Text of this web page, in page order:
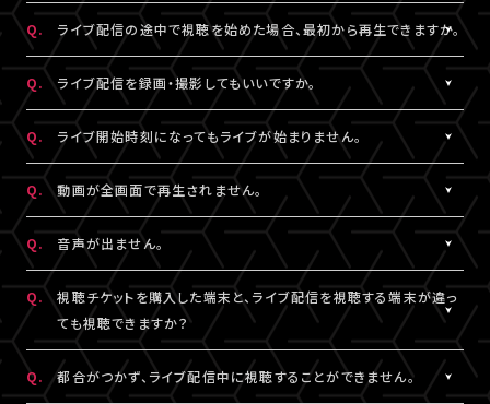
リ内ブラウジングではなく、指定のブラウザ（iPhone・iPadの場合
は「Safari」、Androidの場合は「Chrome」）で当サービスをご利
用ください。
3.全て半角英数で入力できていますか？
必ず半角数字でご入力ください。全角入力ではログインできませ
4.スペースが入っていませんか？
入力の際、前後にスペースが入っていないかご確認ください。不要
なスペースを入れると認証されませんので、ご注意ください。
5.キーボードのNum Lock（ナムロック）が押されていませんか？
ノートパソコンをご利用の方は、Num Lockキーが外れた状態で行
ってください。
金）完了後にご視聴いただけます。
▼以下もあわせてご確認ください。
1.ご登録のA!-ID（メールアドレス）とは別のメールアドレスをご利
用になっていませんか？
2.推奨環境からお試しいただいていますか？
ご利用の環境が推奨環境でない場合、正常にページ遷移ができな
い可能性がございます。推奨環境はこちらよりご確認ください。
スマートフォン、タブレットをご利用の場合、LINEやメール等のアプ
リ内ブラウジングではなく、指定のブラウザ（iPhone・iPadの場合
は「Safari」、Androidの場合は「Chrome」）で当サービスをご利
用ください。
3.全て半角英数で入力できていますか？
必ず半角数字でご入力ください。全角入力ではログインできませ
ん。
試しください。
※「決済完了のお知らせ」メールをお受取りいただいているA!-
ID（メールアドレス）にてログインしてください。
環境に伴う閲覧の不具合に関しては、当サービスは一切の責任を
負いかねます。
A.
チケット1枚につき1端末まで視聴可能となっております。
複数端末でのログインが検知された場合には、一方の端末がログ
アウトされます。
Q. ライブ配信の途中で視聴を始めた場合、最初から再生できますか。
A.
ライブ配信の途中からご利用の場合は、視聴開始された時点から
の再生となります。
Q. ライブ配信を録画・撮影してもいいですか。
A.
原則、カメラ・スマートフォンなどによる画面録画・撮影・録音は禁
止いたします。
ただし各配信で別途案内があった場合はこれに限りません。
録画・撮影・録音を許可する案内のない配信でSNSや動画サイトな
どへの無断転載・共有を行った場合、法的責任に問われる場合が
ございます。
Q. ライブ開始時刻になってもライブが始まりません。
A.
リロード（再読み込み）をお試しいただき、視聴ページを更新してく
ださい。
※リロード（再読み込み）方法はご利用端末により異なります。
Q. 動画が全画面で再生されません。
A.
視聴画面の右下にある四角いボタンを押すと、全画面での表示に
切り替わります。 全画面での視聴中に同じボタンを押すと、元の画
面サイズに戻ります。
Q. 音声が出ません。
A.
視聴ページの動画配信プレイヤーがミュート（消音）になっていな
いかをご確認ください。
また、ご利用の端末がマナーモードになっていないか、音量設定が
小さくなっていないかをご確認ください。
Q.
視聴チケットを購入した端末と、ライブ配信を視聴する端末が違っ
ても視聴できますか？
A.
視聴チケットをご購入いただいた際と同じA!-ID（メールアドレス）・
パスワードでログインいただければ、端末が違ってもご視聴いただ
Q. 都合がつかず、ライブ配信中に視聴することができません。